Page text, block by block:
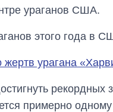
ураганов США.
этого года в
урагана
рекордных
примерно